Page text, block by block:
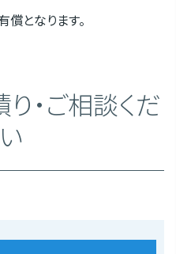
となります。
・ご相談くだ